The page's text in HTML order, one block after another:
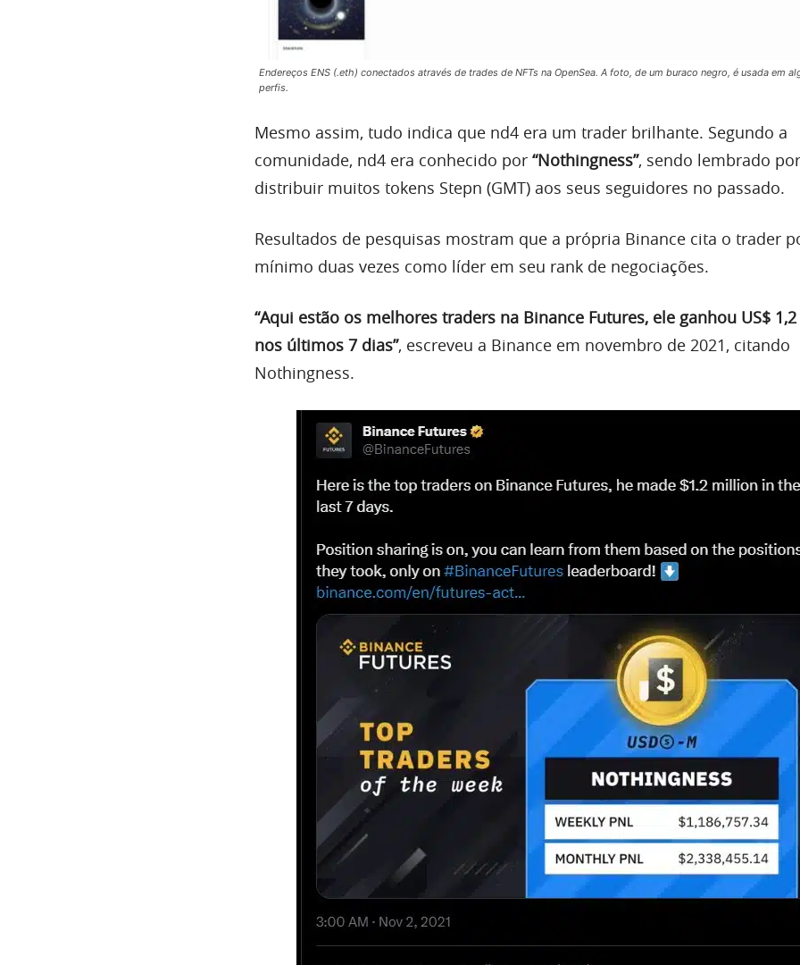
Endereços ENS (.eth) conectados através de trades de NFTs na OpenSea. A foto, de um buraco negro, é usada em
perfis.
Mesmo assim, tudo indica que nd4 era um trader brilhante. Segundo a
comunidade, nd4 era conhecido por “Nothingness”, sendo lembrado por
distribuir muitos tokens Stepn (GMT) aos seus seguidores no passado.
Resultados de pesquisas mostram que a própria Binance cita o trader
mínimo duas vezes como líder em seu rank de negociações.
“Aqui estão os melhores traders na Binance Futures, ele ganhou US$
nos últimos 7 dias”, escreveu a Binance em novembro de 2021, citando
Nothingness.